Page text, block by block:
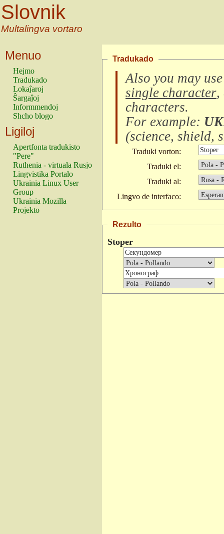
Slovnik
Multalingva vortaro
Menuo
Hejmo
Tradukado
Lokaĵaroj
Ŝargaĵoj
Informmendoj
Shcho blogo
Ligiloj
Apertfonta tradukisto
"Pere"
Ruthenia - virtuala Rusjo
Lingvistika Portalo
Ukrainia Linux User
Group
Ukrainia Mozilla
Projekto
Tradukado
Also you may
single character,
characters.
For example:
(science, shield,
Traduki vorton:
Traduki el:
Traduki al:
Lingvo de interfaco:
Rezulto
Stoper